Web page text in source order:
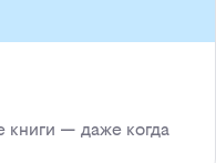
книги — даже когда